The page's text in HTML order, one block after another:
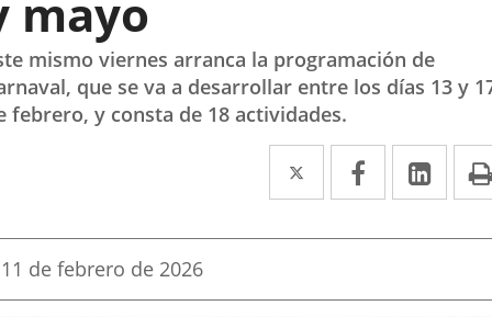
mayo
mismo viernes arranca la programación de
que se va a desarrollar entre los días 13 y
febrero, y consta de 18 actividades.
Twitter
Enlace
a
una
Facebook
Enlace
a
una
a
una
Fecha
la
11 de febrero de 2026